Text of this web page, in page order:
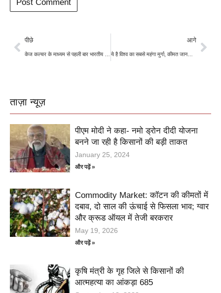
पीछे आगे
ये है विश्व का सबसे महंगा मुर्गा, कीमत जानकर हैरान रह जायेंगे
ताज़ा न्यूज़
पीएम मोदी ने कहा- नमो ड्रोन दीदी योजना
बनने जा रही है किसानों की बड़ी ताकत
January 25, 2024
और पढ़ें »
Commodity Market: कॉटन की कीमतों में
दबाव, दो साल की ऊंचाई से फिसला भाव; ग्वार
और क्रूड ऑयल में तेजी बरकरार
May 19, 2026
और पढ़ें »
कृषि मंत्री के गृह जिले से किसानों की
आत्महत्या का आंकड़ा 685